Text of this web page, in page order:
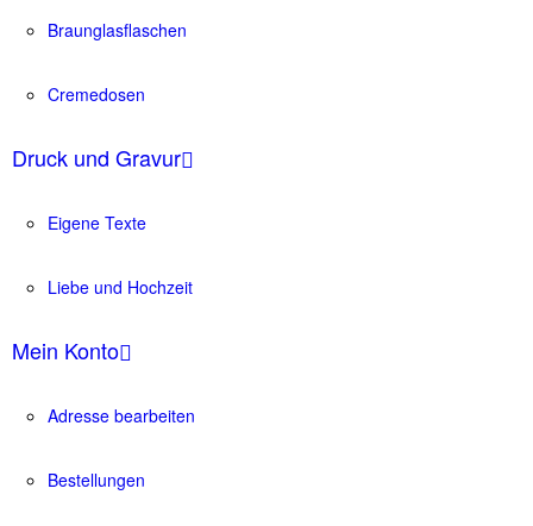
Braunglasflaschen
Cremedosen
Druck und Gravur
Eigene Texte
Liebe und Hochzeit
Mein Konto
Adresse bearbeiten
Bestellungen